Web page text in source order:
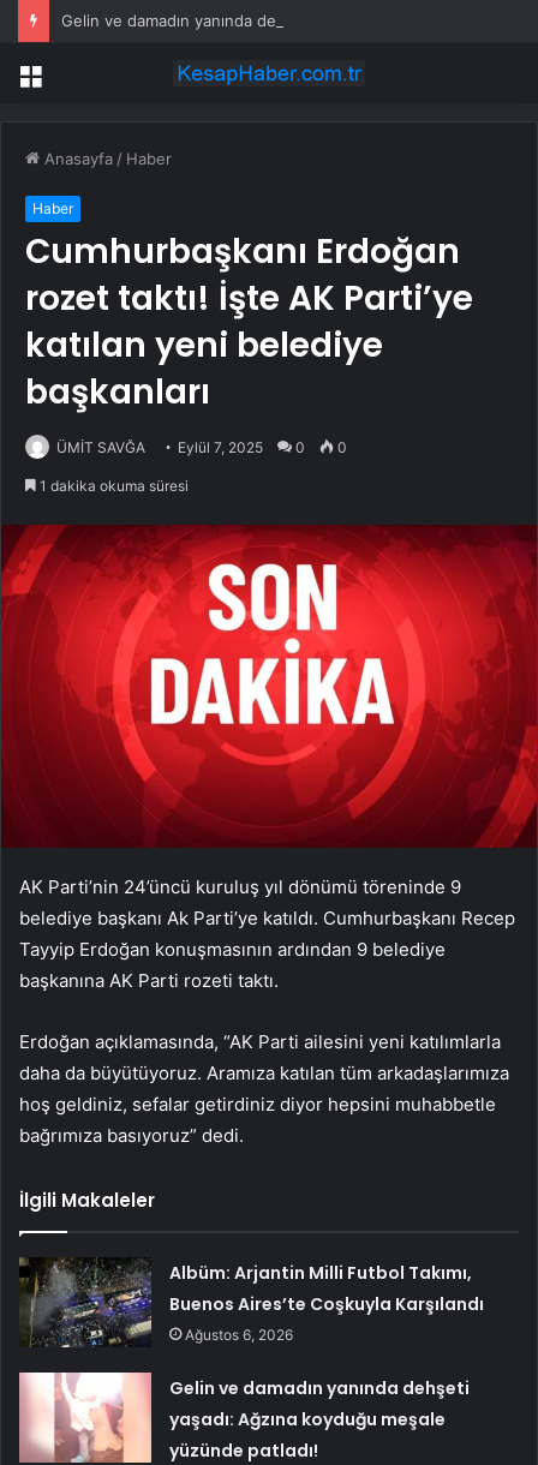
Menü
Anasayfa / Haber
Haber
Cumhurbaşkanı Erdoğan
rozet taktı! İşte AK Parti’ye
katılan yeni belediye
başkanları
ÜMİT SAVĞA Eylül 7, 2025 0 0
1 dakika okuma süresi
AK Parti’nin 24’üncü kuruluş yıl dönümü töreninde 9
belediye başkanı Ak Parti’ye katıldı. Cumhurbaşkanı Recep
Tayyip Erdoğan konuşmasının ardından 9 belediye
başkanına AK Parti rozeti taktı.
Erdoğan açıklamasında, “AK Parti ailesini yeni katılımlarla
daha da büyütüyoruz. Aramıza katılan tüm arkadaşlarımıza
hoş geldiniz, sefalar getirdiniz diyor hepsini muhabbetle
bağrımıza basıyoruz” dedi.
İlgili Makaleler
Albüm: Arjantin Milli Futbol Takımı,
Buenos Aires’te Coşkuyla Karşılandı
Ağustos 6, 2026
Gelin ve damadın yanında dehşeti
yaşadı: Ağzına koyduğu meşale
yüzünde patladı!